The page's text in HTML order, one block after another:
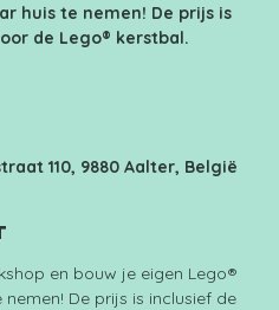
huis te nemen! De prijs is
de Lego® kerstbal.
110, 9880 Aalter, België
en bouw je eigen Lego®
De prijs is inclusief de